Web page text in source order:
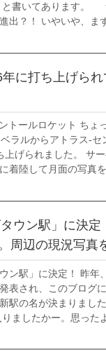
と書いてあります
出？！ いやいや、ま
いる観光ガイドのは
憶...
に打ち上げら
トールロケット ちょ
ラルからアトラス-セ
げられました。 サ
着陸して月面の写真
は、月に行く途中、
ウン駅」に決定
周辺の現況写真
ン駅」に決定！ 昨年
表され、このブログ
駅の名が決まりまし
ましたかー。思った
北海道では「サッポ
市線の...